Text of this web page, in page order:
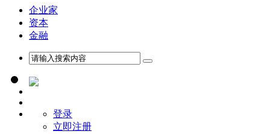
企业家
资本
金融
登录
立即注册